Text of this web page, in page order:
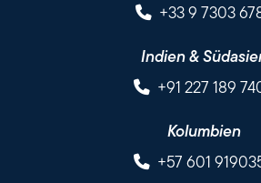
+33 9 7303
Indien &
+91 227 189
Kolumbien
+57 601